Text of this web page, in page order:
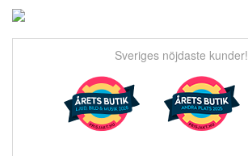
Sveriges nöjdaste kunder!